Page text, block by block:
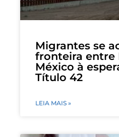
Migrantes se
fronteira entre
México à
Título 42
LEIA MAIS »